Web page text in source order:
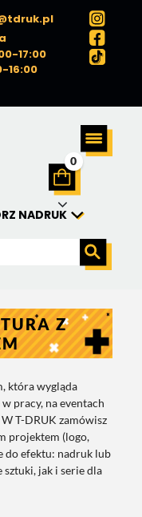
17:00
16:00
0
NADRUK
Z
która wygląda
pracy, na eventach
T-DRUK zamówisz
projektem (logo,
do efektu: nadruk lub
sztuki, jak i serie dla